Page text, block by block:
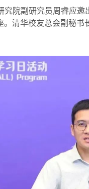
究院副研究员周睿应邀
。清华校友总会副秘书